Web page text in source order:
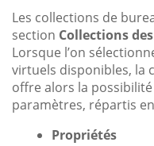
Les collections de
section Collections
Lorsque l’on
virtuels disponibles, la
offre alors la
paramètres, répartis
Propriétés